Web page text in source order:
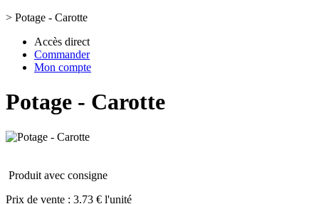
> Potage - Carotte
Accès direct
Commander
Mon compte
Potage - Carotte
Produit avec consigne
Prix de vente : 3.73 € l'unité